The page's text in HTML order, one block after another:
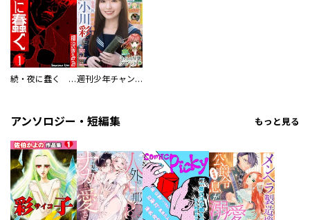
続・夜に蠢く 新装版 週刊少年チャンピオン
アンソロジー・短編集 もっと見る